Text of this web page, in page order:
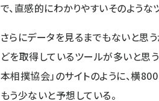
で、直感的にわかりやすいそのような
さらにデータを見るまでもないと思
どを取得しているツールが多いと思
本相撲協会」のサイトのように、横
もう少ないと予想している。